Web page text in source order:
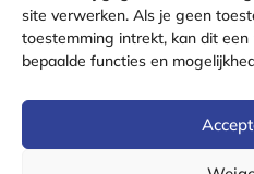
site verwerken. Als je geen
toestemming intrekt, kan dit
bepaalde functies en
Complaint
Safe contact